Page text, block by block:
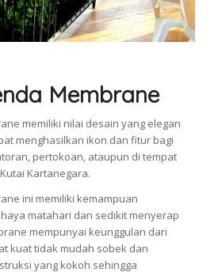
Membrane
memiliki nilai desain yang elegan
menghasilkan ikon dan fitur bagi
pertokoan, ataupun di tempat
Kartanegara.
ini memiliki kemampuan
matahari dan sedikit menyerap
mempunyai keunggulan dari
kuat tidak mudah sobek dan
yang kokoh sehingga